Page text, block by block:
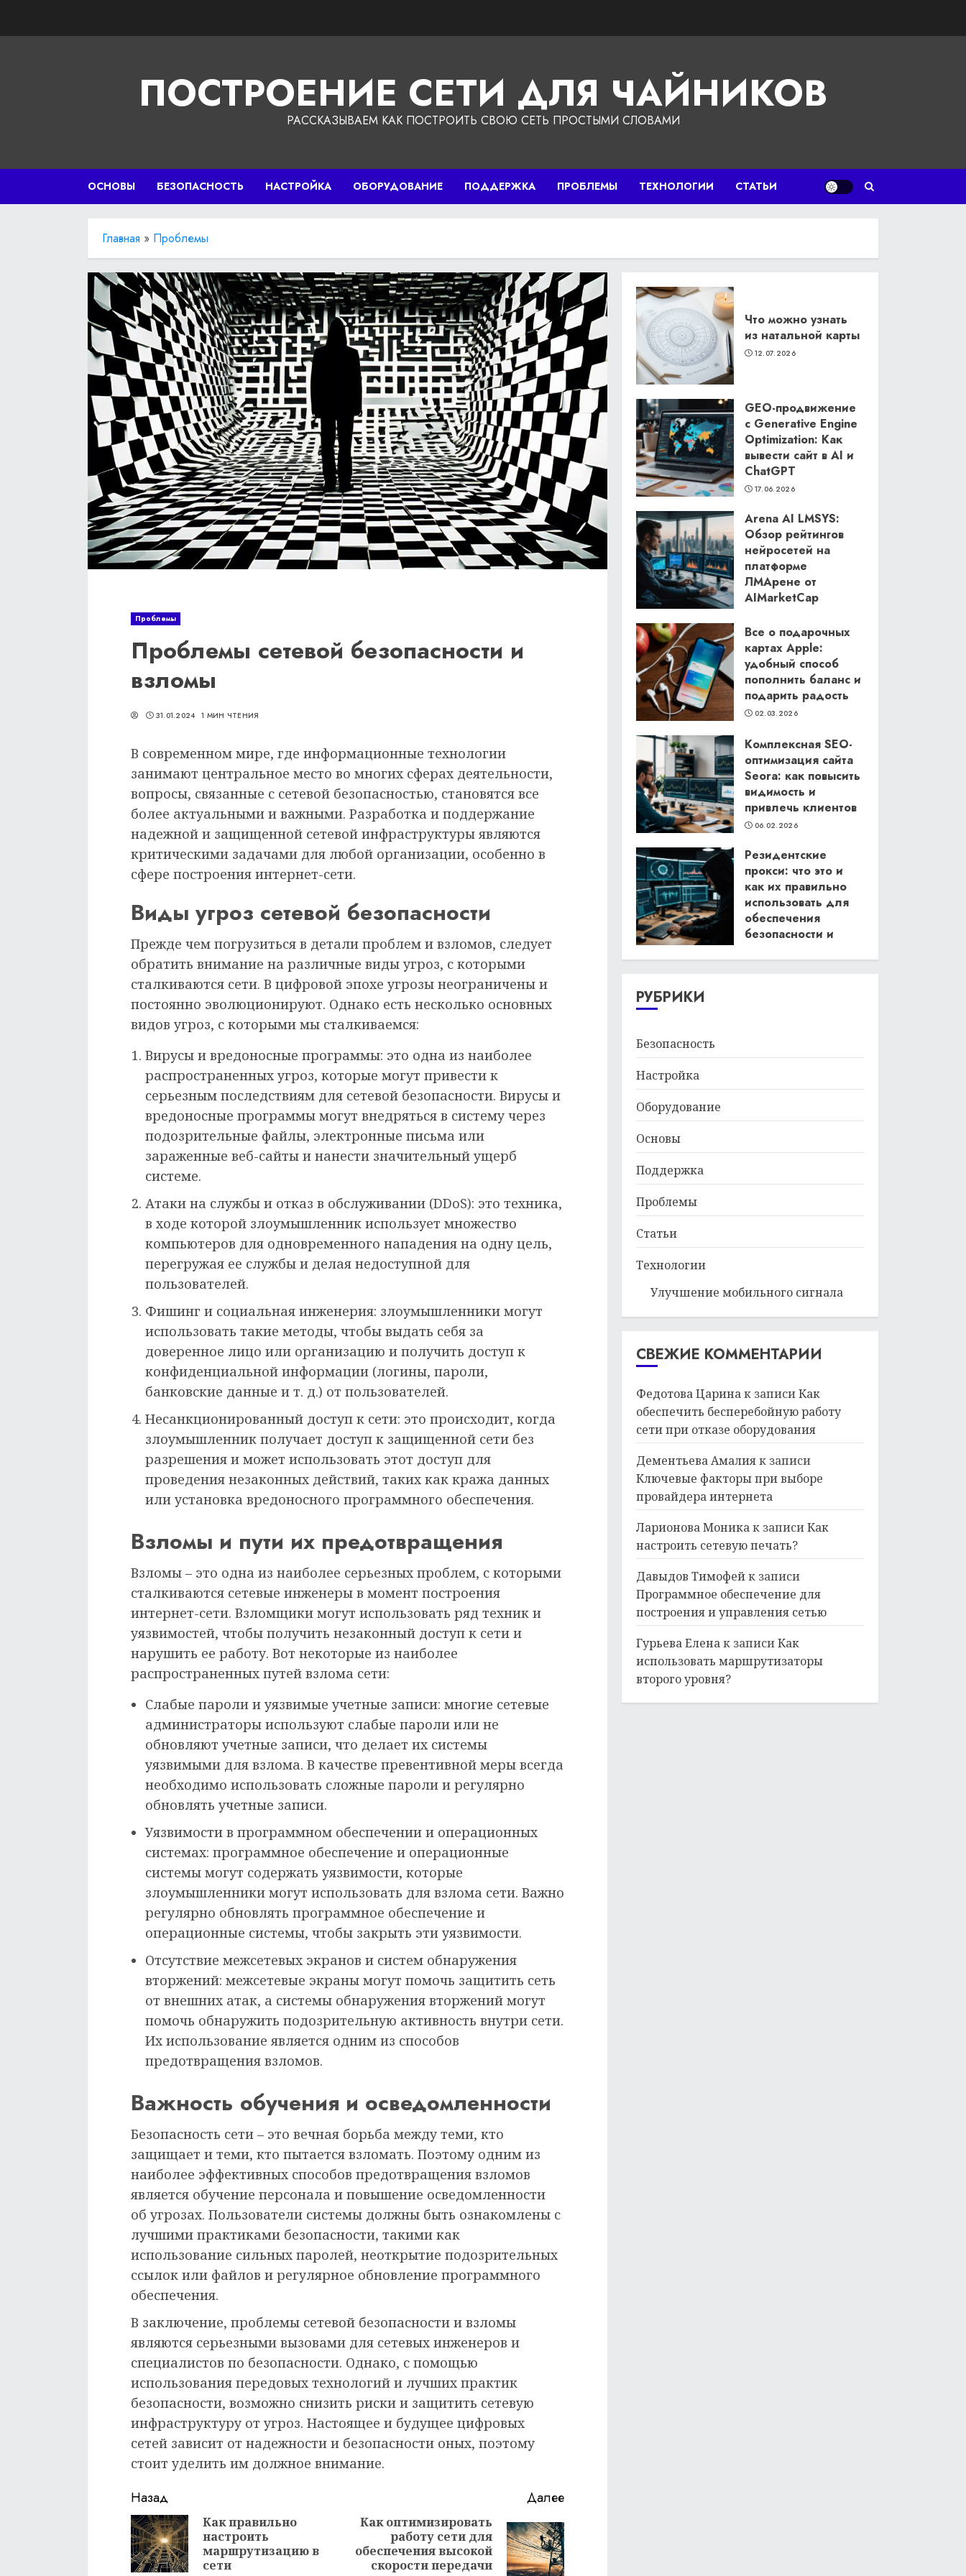
ПОСТРОЕНИЕ СЕТИ ДЛЯ ЧАЙНИКОВ
РАССКАЗЫВАЕМ КАК ПОСТРОИТЬ СВОЮ СЕТЬ ПРОСТЫМИ СЛОВАМИ
ОСНОВЫ БЕЗОПАСНОСТЬ НАСТРОЙКА ОБОРУДОВАНИЕ ПОДДЕРЖКА ПРОБЛЕМЫ ТЕХНОЛОГИИ СТАТЬИ
Главная » Проблемы
Проблемы
Проблемы сетевой безопасности и
взломы
31.01.2024 1 МИН ЧТЕНИЯ
В современном мире, где информационные технологии
занимают центральное место во многих сферах деятельности,
вопросы, связанные с сетевой безопасностью, становятся все
более актуальными и важными. Разработка и поддержание
надежной и защищенной сетевой инфраструктуры являются
критическими задачами для любой организации, особенно в
сфере построения интернет-сети.
Виды угроз сетевой безопасности
Прежде чем погрузиться в детали проблем и взломов, следует
обратить внимание на различные виды угроз, с которыми
сталкиваются сети. В цифровой эпохе угрозы неограничены и
постоянно эволюционируют. Однако есть несколько основных
видов угроз, с которыми мы сталкиваемся:
Вирусы и вредоносные программы: это одна из наиболее
распространенных угроз, которые могут привести к
серьезным последствиям для сетевой безопасности. Вирусы и
вредоносные программы могут внедряться в систему через
подозрительные файлы, электронные письма или
зараженные веб-сайты и нанести значительный ущерб
системе.
Атаки на службы и отказ в обслуживании (DDoS): это техника,
в ходе которой злоумышленник использует множество
компьютеров для одновременного нападения на одну цель,
перегружая ее службы и делая недоступной для
пользователей.
Фишинг и социальная инженерия: злоумышленники могут
использовать такие методы, чтобы выдать себя за
доверенное лицо или организацию и получить доступ к
конфиденциальной информации (логины, пароли,
банковские данные и т. д.) от пользователей.
Несанкционированный доступ к сети: это происходит, когда
злоумышленник получает доступ к защищенной сети без
разрешения и может использовать этот доступ для
проведения незаконных действий, таких как кража данных
или установка вредоносного программного обеспечения.
Взломы и пути их предотвращения
Взломы – это одна из наиболее серьезных проблем, с которыми
сталкиваются сетевые инженеры в момент построения
интернет-сети. Взломщики могут использовать ряд техник и
уязвимостей, чтобы получить незаконный доступ к сети и
нарушить ее работу. Вот некоторые из наиболее
распространенных путей взлома сети:
Слабые пароли и уязвимые учетные записи: многие сетевые
администраторы используют слабые пароли или не
обновляют учетные записи, что делает их системы
уязвимыми для взлома. В качестве превентивной меры всегда
необходимо использовать сложные пароли и регулярно
обновлять учетные записи.
Уязвимости в программном обеспечении и операционных
системах: программное обеспечение и операционные
системы могут содержать уязвимости, которые
злоумышленники могут использовать для взлома сети. Важно
регулярно обновлять программное обеспечение и
операционные системы, чтобы закрыть эти уязвимости.
Отсутствие межсетевых экранов и систем обнаружения
вторжений: межсетевые экраны могут помочь защитить сеть
от внешних атак, а системы обнаружения вторжений могут
помочь обнаружить подозрительную активность внутри сети.
Их использование является одним из способов
предотвращения взломов.
Важность обучения и осведомленности
Безопасность сети – это вечная борьба между теми, кто
защищает и теми, кто пытается взломать. Поэтому одним из
наиболее эффективных способов предотвращения взломов
является обучение персонала и повышение осведомленности
об угрозах. Пользователи системы должны быть ознакомлены с
лучшими практиками безопасности, такими как
использование сильных паролей, неоткрытие подозрительных
ссылок или файлов и регулярное обновление программного
обеспечения.
В заключение, проблемы сетевой безопасности и взломы
являются серьезными вызовами для сетевых инженеров и
специалистов по безопасности. Однако, с помощью
использования передовых технологий и лучших практик
безопасности, возможно снизить риски и защитить сетевую
инфраструктуру от угроз. Настоящее и будущее цифровых
сетей зависит от надежности и безопасности оных, поэтому
стоит уделить им должное внимание.
Продолжить
чтение
Назад
Предыдущая
запись:
Как правильно
настроить
маршрутизацию в
сети
Далее
Следующая
запись:
Как оптимизировать
работу сети для
обеспечения высокой
скорости передачи
Что можно узнать
из натальной карты
12.07.2026
GEO-продвижение
с Generative Engine
Optimization: Как
вывести сайт в AI и
ChatGPT
17.06.2026
Arena AI LMSYS:
Обзор рейтингов
нейросетей на
платформе
ЛМАрене от
AIMarketCap
Все о подарочных
картах Apple:
удобный способ
пополнить баланс и
подарить радость
02.03.2026
Комплексная SEO-
оптимизация сайта
Seora: как повысить
видимость и
привлечь клиентов
06.02.2026
Резидентские
прокси: что это и
как их правильно
использовать для
обеспечения
безопасности и
РУБРИКИ
Безопасность
Настройка
Оборудование
Основы
Поддержка
Проблемы
Статьи
Технологии
Улучшение мобильного сигнала
СВЕЖИЕ КОММЕНТАРИИ
Федотова Царинак записиКак
обеспечить бесперебойную работу
сети при отказе оборудования
Дементьева Амалияк записи
Ключевые факторы при выборе
провайдера интернета
Ларионова Моникак записиКак
настроить сетевую печать?
Давыдов Тимофейк записи
Программное обеспечение для
построения и управления сетью
Гурьева Еленак записиКак
использовать маршрутизаторы
второго уровня?